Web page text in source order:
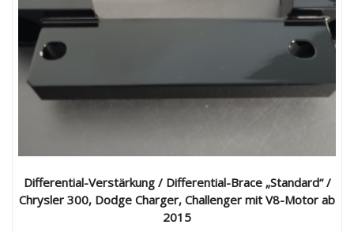
Differential-Verstärkung / Differential-Brace „Standard“ /
Chrysler 300, Dodge Charger, Challenger mit V8-Motor ab
2015